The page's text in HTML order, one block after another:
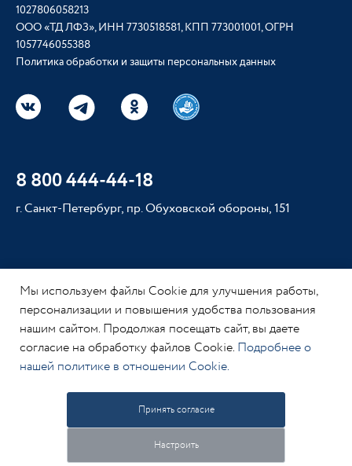
1027806058213
ООО «ТД ЛФЗ», ИНН 7730518581, КПП 773001001, ОГРН
1057746055388
Политика обработки и защиты персональных данных
8 800 444-44-18
г. Санкт-Петербург, пр. Обуховской обороны, 151
Мы используем файлы Cookie для улучшения работы,
персонализации и повышения удобства пользования
нашим сайтом. Продолжая посещать сайт, вы даете
согласие на обработку файлов Cookie. Подробнее о
нашей политике в отношении Cookie.
Принять согласие
Настроить